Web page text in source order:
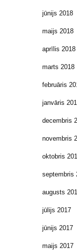
jūnijs 2018
maijs 2018
aprīlis 2018
marts 2018
februāris
janvāris
decembris
novembris
oktobris
septembris
augusts
jūlijs 2017
jūnijs 2017
maijs 2017